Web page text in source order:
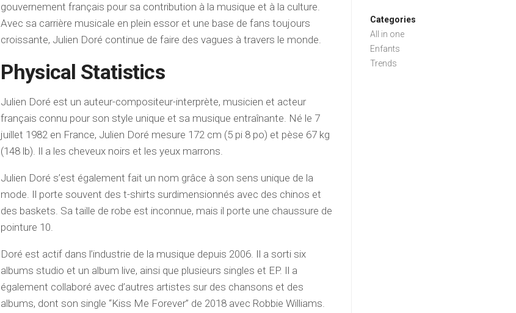
gouvernement français pour sa contribution à la musique et à la culture.
Avec sa carrière musicale en plein essor et une base de fans toujours
croissante, Julien Doré continue de faire des vagues à travers le monde.
Physical Statistics
Julien Doré est un auteur-compositeur-interprète, musicien et acteur
français connu pour son style unique et sa musique entraînante. Né le 7
juillet 1982 en France, Julien Doré mesure 172 cm (5 pi 8 po) et pèse 67 kg
(148 lb). Il a les cheveux noirs et les yeux marrons.
Julien Doré s’est également fait un nom grâce à son sens unique de la
mode. Il porte souvent des t-shirts surdimensionnés avec des chinos et
des baskets. Sa taille de robe est inconnue, mais il porte une chaussure de
pointure 10.
Doré est actif dans l’industrie de la musique depuis 2006. Il a sorti six
albums studio et un album live, ainsi que plusieurs singles et EP. Il a
également collaboré avec d’autres artistes sur des chansons et des
albums, dont son single “Kiss Me Forever” de 2018 avec Robbie Williams.
Categories
All in one
Enfants
Trends